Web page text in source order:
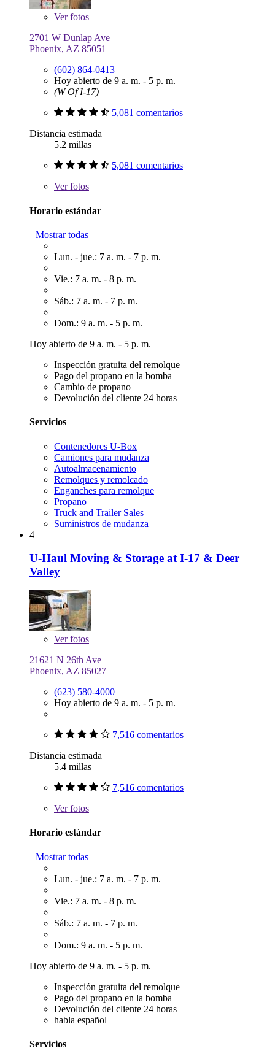
Verfotos
2701 W Dunlap Ave
Phoenix, AZ 85051
(602) 864-0413
Hoy abierto de 9 a. m. - 5 p. m.
(W Of I-17)
5,081 comentarios
Distancia estimada
5.2 millas
5,081 comentarios
Verfotos
Horario estándar
Mostrar todas
Lun. - jue.: 7 a. m. - 7 p. m.
Vie.: 7 a. m. - 8 p. m.
Sáb.: 7 a. m. - 7 p. m.
Dom.: 9 a. m. - 5 p. m.
Hoy abierto de 9 a. m. - 5 p. m.
Inspección gratuita del remolque
Pago del propano en la bomba
Cambio de propano
Devolución del cliente 24 horas
Servicios
Contenedores U-Box
Camiones para mudanza
Autoalmacenamiento
Remolques y remolcado
Enganches para remolque
Propano
Truck and Trailer Sales
Suministros de mudanza
4
U-Haul Moving & Storage at I-17 & Deer
Valley
Verfotos
21621 N 26th Ave
Phoenix, AZ 85027
(623) 580-4000
Hoy abierto de 9 a. m. - 5 p. m.
7,516 comentarios
Distancia estimada
5.4 millas
7,516 comentarios
Verfotos
Horario estándar
Mostrar todas
Lun. - jue.: 7 a. m. - 7 p. m.
Vie.: 7 a. m. - 8 p. m.
Sáb.: 7 a. m. - 7 p. m.
Dom.: 9 a. m. - 5 p. m.
Hoy abierto de 9 a. m. - 5 p. m.
Inspección gratuita del remolque
Pago del propano en la bomba
Devolución del cliente 24 horas
habla español
Servicios